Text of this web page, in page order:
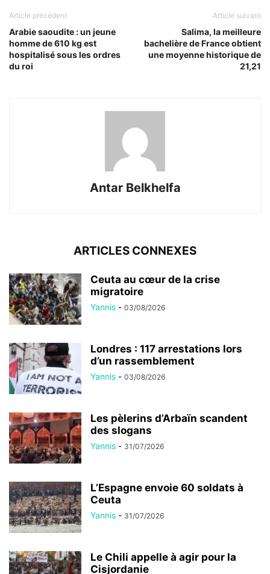
Article précédent
Arabie saoudite : un jeune
homme de 610 kg est
hospitalisé sous les ordres
du roi
Article suivant
Salima, la meilleure
bachelière de France obtient
une moyenne historique de
21,21
Antar Belkhelfa
ARTICLES CONNEXES
Ceuta au cœur de la crise
migratoire
Yannis - 03/08/2026
Londres : 117 arrestations lors
d’un rassemblement
Yannis - 03/08/2026
Les pèlerins d’Arbaïn scandent
des slogans
Yannis - 31/07/2026
L’Espagne envoie 60 soldats à
Ceuta
Yannis - 31/07/2026
Le Chili appelle à agir pour la
Cisjordanie